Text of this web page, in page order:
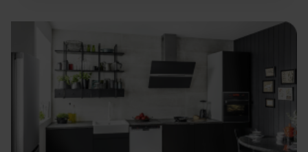
Ladda ner
Ladda ner alla (12) Ladda ner utvalda